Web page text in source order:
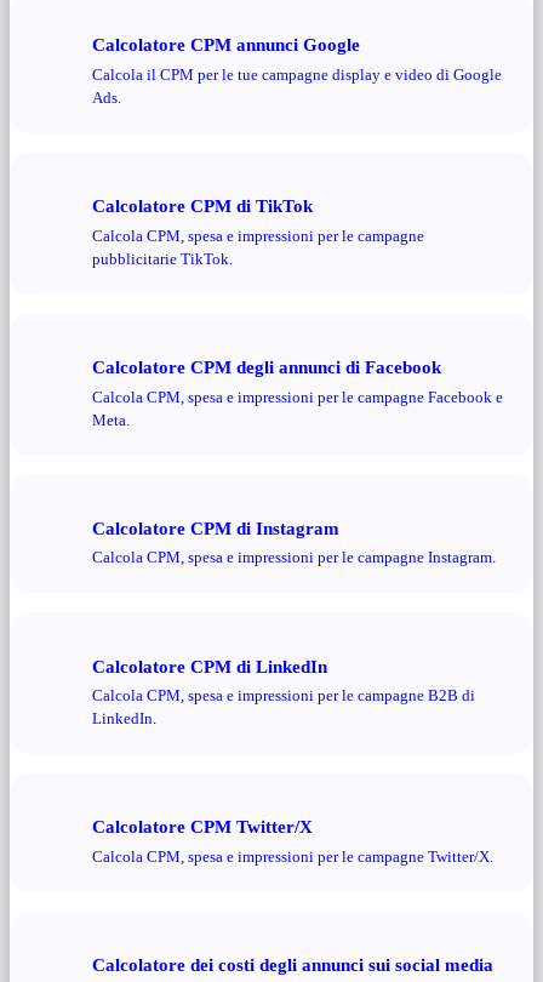
Calcolatore CPM annunci Google
Calcola il CPM per le tue campagne display e video di Google
Ads.
Calcolatore CPM di TikTok
Calcola CPM, spesa e impressioni per le campagne
pubblicitarie TikTok.
Calcolatore CPM degli annunci di Facebook
Calcola CPM, spesa e impressioni per le campagne Facebook e
Meta.
Calcolatore CPM di Instagram
Calcola CPM, spesa e impressioni per le campagne Instagram.
Calcolatore CPM di LinkedIn
Calcola CPM, spesa e impressioni per le campagne B2B di
LinkedIn.
Calcolatore CPM Twitter/X
Calcola CPM, spesa e impressioni per le campagne Twitter/X.
Calcolatore dei costi degli annunci sui social media